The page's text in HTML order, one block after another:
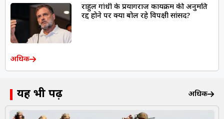
राहुल गांधी के प्रयागराज कार्यक्रम की अनुमति
रद्द होने पर क्या बोल रहे विपक्षी सांसद?
अधिक
यह भी पढ़ें अधिक